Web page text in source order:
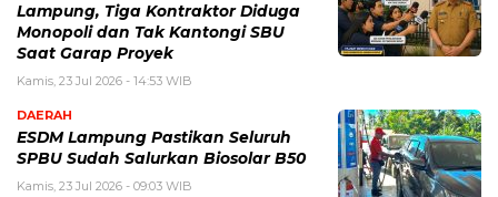
Lampung, Tiga Kontraktor Diduga
Monopoli dan Tak Kantongi SBU
Saat Garap Proyek
Kamis, 23 Jul 2026 - 14:53 WIB
DAERAH
ESDM Lampung Pastikan Seluruh
SPBU Sudah Salurkan Biosolar B50
Kamis, 23 Jul 2026 - 09:03 WIB